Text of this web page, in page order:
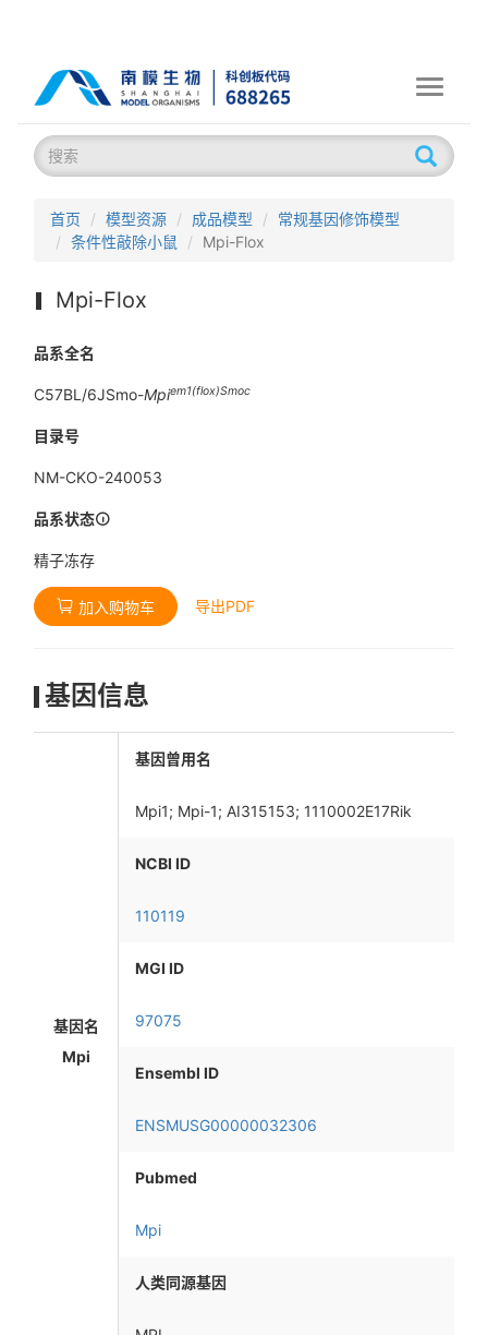
Toggle
首页 模型资源 成品模型
常规基因修饰模型
条件性敲除小鼠
Mpi-Flox
Mpi-Flox
品系全名
C57BL/6JSmo-Mpiem1(flox)Smoc
目录号
NM-CKO-240053
品系状态
精子冻存
加入购物车 导出PDF
基因信息
基因名
Mpi
基因曾用名
Mpi1; Mpi-1; AI315153; 1110002E17Rik
NCBI ID
110119
MGI ID
97075
Ensembl ID
ENSMUSG00000032306
Pubmed
Mpi
人类同源基因